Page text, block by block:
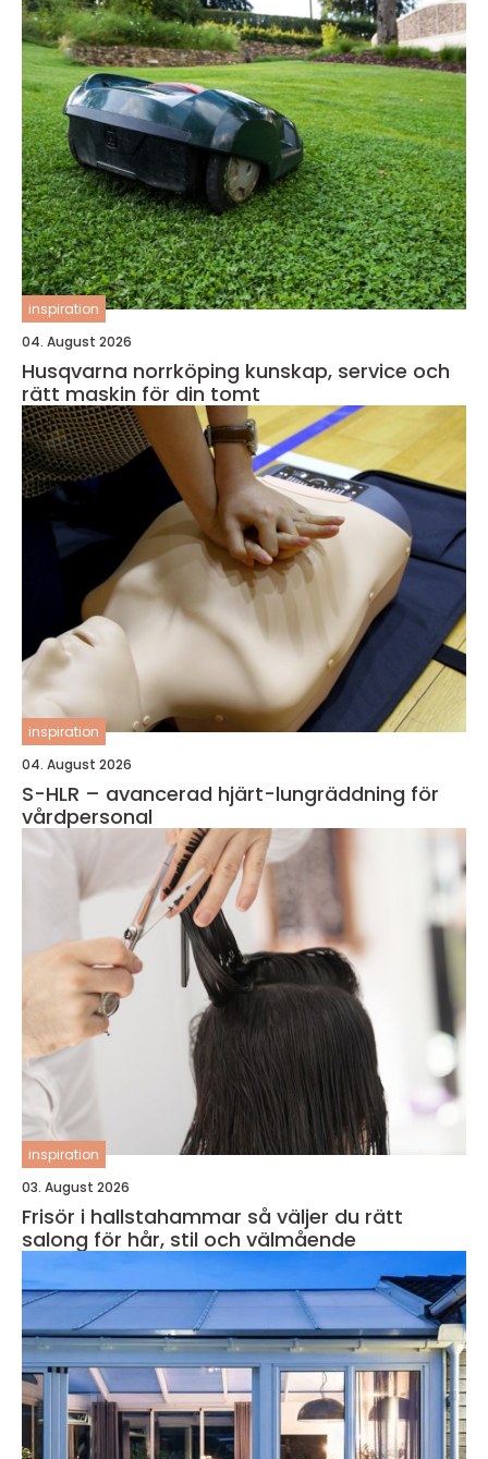
inspiration
04. August 2026
Husqvarna norrköping kunskap, service och
rätt maskin för din tomt
inspiration
04. August 2026
S-HLR – avancerad hjärt-lungräddning för
vårdpersonal
inspiration
03. August 2026
Frisör i hallstahammar så väljer du rätt
salong för hår, stil och välmående